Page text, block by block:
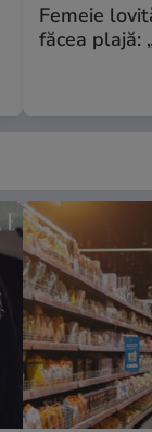
Femeie
făcea plajă: